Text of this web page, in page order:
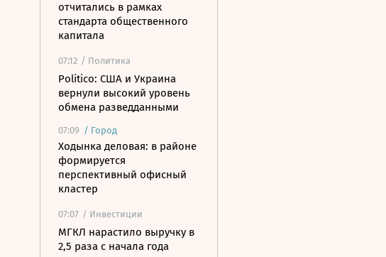
отчитались в рамках
стандарта общественного
капитала
07:12 / Политика
Politico: США и Украина
вернули высокий уровень
обмена разведданными
07:09 / Город
Ходынка деловая: в районе
формируется
перспективный офисный
кластер
07:07 / Инвестиции
МГКЛ нарастило выручку в
2,5 раза с начала года